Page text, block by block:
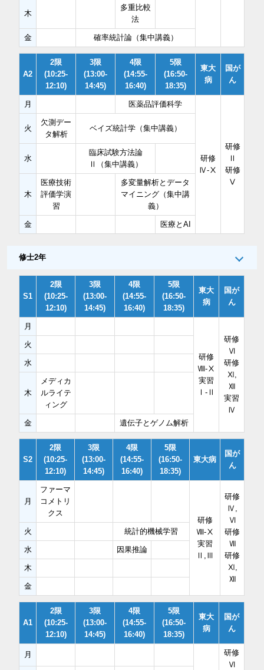
木
多重比較
法
金 確率統計論（集中講義）
A2
2限
(10:25-
12:10)
3限
(13:00-
14:45)
4限
(14:55-
16:40)
5限
(16:50-
18:35)
東大
病
国が
ん
月 医薬品評価科学
研修
Ⅳ-Ⅹ
研修
Ⅱ
研修
Ⅴ
火
欠測デー
タ解析
ベイズ統計学（集中講義）
水
臨床試験方法論
Ⅱ（集中講義）
木
医療技術
評価学演
習
多変量解析とデータ
マイニング（集中講
義）
金 医療とAI
修士2年
S1
2限
(10:25-
12:10)
3限
(13:00-
14:45)
4限
(14:55-
16:40)
5限
(16:50-
18:35)
東大
病
国が
ん
月
研修
Ⅷ-Ⅹ
実習
Ⅰ-Ⅱ
研修
Ⅵ
研修
Ⅺ,
Ⅻ
実習
Ⅳ
火
水
木
メディカ
ルライテ
ィング
金 遺伝子とゲノム解析
S2
2限
(10:25-
12:10)
3限
(13:00-
14:45)
4限
(14:55-
16:40)
5限
(16:50-
18:35)
東大病
国が
ん
月
ファーマ
コメトリ
クス
研修
Ⅷ-Ⅹ
実習
Ⅱ,Ⅲ
研修
Ⅳ,
Ⅵ
研修
Ⅶ
研修
Ⅺ,
Ⅻ
火 統計的機械学習
水 因果推論
木
金
A1
2限
(10:25-
12:10)
3限
(13:00-
14:45)
4限
(14:55-
16:40)
5限
(16:50-
18:35)
東大
病
国が
ん
月
研修
Ⅵ